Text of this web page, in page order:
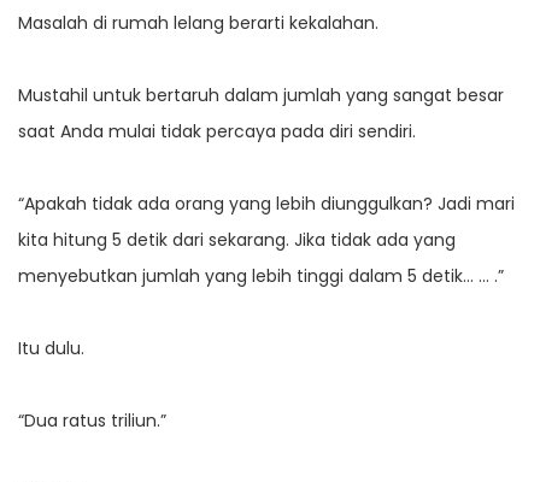
Masalah di rumah lelang berarti kekalahan.
Mustahil untuk bertaruh dalam jumlah yang sangat besar
saat Anda mulai tidak percaya pada diri sendiri.
“Apakah tidak ada orang yang lebih diunggulkan? Jadi mari
kita hitung 5 detik dari sekarang. Jika tidak ada yang
menyebutkan jumlah yang lebih tinggi dalam 5 detik… … .”
Itu dulu.
“Dua ratus triliun.”